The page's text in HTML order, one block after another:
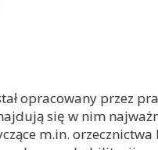
opracowany przez
się w nim
m.in. orzecznictwa